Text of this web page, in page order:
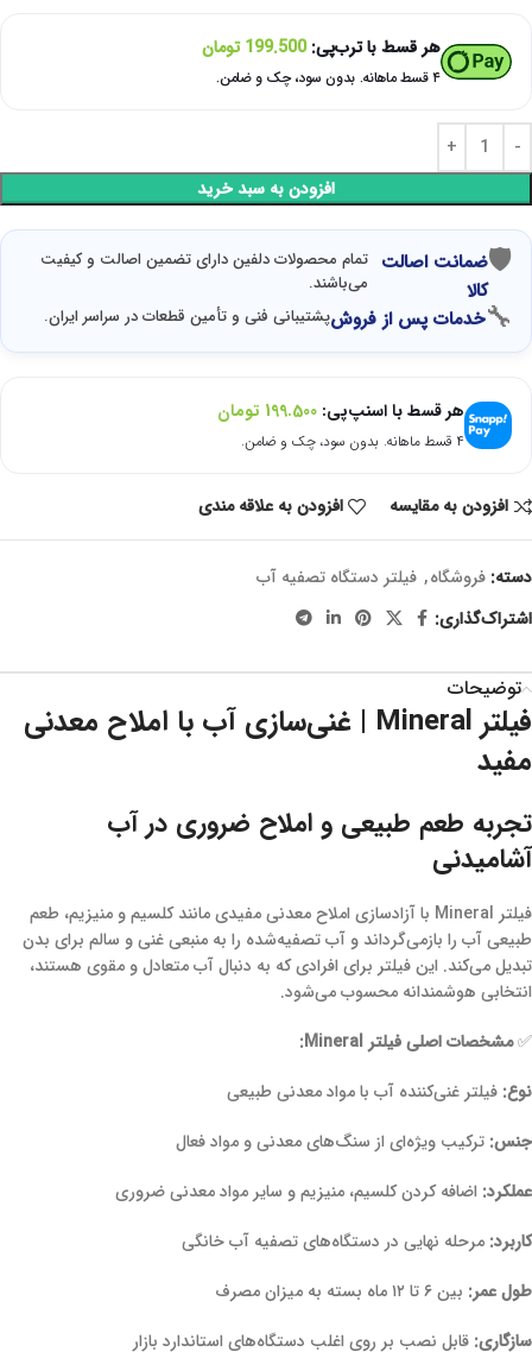
هر قسط با ترب‌پی:199.500 تومان
۴ قسط ماهانه. بدون سود، چک و ضامن.
افزودن به سبد خرید
🛡ضمانت اصالت
کالا
تمام محصولات دلفین دارای تضمین اصالت و کیفیت
می‌باشند.
🔧خدمات پس از فروشپشتیبانی فنی و تأمین قطعات در سراسر ایران.
هر قسط با اسنپ‌پی: 199.500 تومان
۴ قسط ماهانه. بدون سود، چک و ضامن.
افزودن به مقایسه افزودن به علاقه مندی
دسته: فروشگاه, فیلتر دستگاه تصفیه آب
اشتراک‌گذاری:
توضیحات
فیلتر Mineral | غنی‌سازی آب با املاح معدنی
مفید
تجربه طعم طبیعی و املاح ضروری در آب
آشامیدنی
فیلتر Mineral با آزادسازی املاح معدنی مفیدی مانند کلسیم و منیزیم، طعم
طبیعی آب را بازمی‌گرداند و آب تصفیه‌شده را به منبعی غنی و سالم برای بدن
تبدیل می‌کند. این فیلتر برای افرادی که به دنبال آب متعادل و مقوی هستند،
انتخابی هوشمندانه محسوب می‌شود.
✅مشخصات اصلی فیلتر Mineral:
نوع: فیلتر غنی‌کننده آب با مواد معدنی طبیعی
جنس: ترکیب ویژه‌ای از سنگ‌های معدنی و مواد فعال
عملکرد: اضافه کردن کلسیم، منیزیم و سایر مواد معدنی ضروری
کاربرد: مرحله نهایی در دستگاه‌های تصفیه آب خانگی
طول عمر: بین ۶ تا ۱۲ ماه بسته به میزان مصرف
سازگاری: قابل نصب بر روی اغلب دستگاه‌های استاندارد بازار